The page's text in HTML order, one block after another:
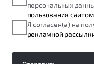
Запись на сервис
Калькулятор ТО
персональных
пользования сайтом
Я согласен(а) на
рекламной